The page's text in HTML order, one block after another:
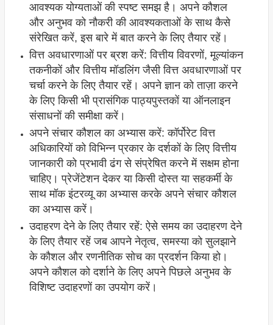
आवश्यक योग्यताओं की स्पष्ट समझ है। अपने कौशल
और अनुभव को नौकरी की आवश्यकताओं के साथ कैसे
संरेखित करें, इस बारे में बात करने के लिए तैयार रहें।
वित्त अवधारणाओं पर ब्रश करें: वित्तीय विवरणों, मूल्यांकन
तकनीकों और वित्तीय मॉडलिंग जैसी वित्त अवधारणाओं पर
चर्चा करने के लिए तैयार रहें। अपने ज्ञान को ताज़ा करने
के लिए किसी भी प्रासंगिक पाठ्यपुस्तकों या ऑनलाइन
संसाधनों की समीक्षा करें।
अपने संचार कौशल का अभ्यास करें: कॉर्पोरेट वित्त
अधिकारियों को विभिन्न प्रकार के दर्शकों के लिए वित्तीय
जानकारी को प्रभावी ढंग से संप्रेषित करने में सक्षम होना
चाहिए। प्रेजेंटेशन देकर या किसी दोस्त या सहकर्मी के
साथ मॉक इंटरव्यू का अभ्यास करके अपने संचार कौशल
का अभ्यास करें।
उदाहरण देने के लिए तैयार रहें: ऐसे समय का उदाहरण देने
के लिए तैयार रहें जब आपने नेतृत्व, समस्या को सुलझाने
के कौशल और रणनीतिक सोच का प्रदर्शन किया हो।
अपने कौशल को दर्शाने के लिए अपने पिछले अनुभव के
विशिष्ट उदाहरणों का उपयोग करें।